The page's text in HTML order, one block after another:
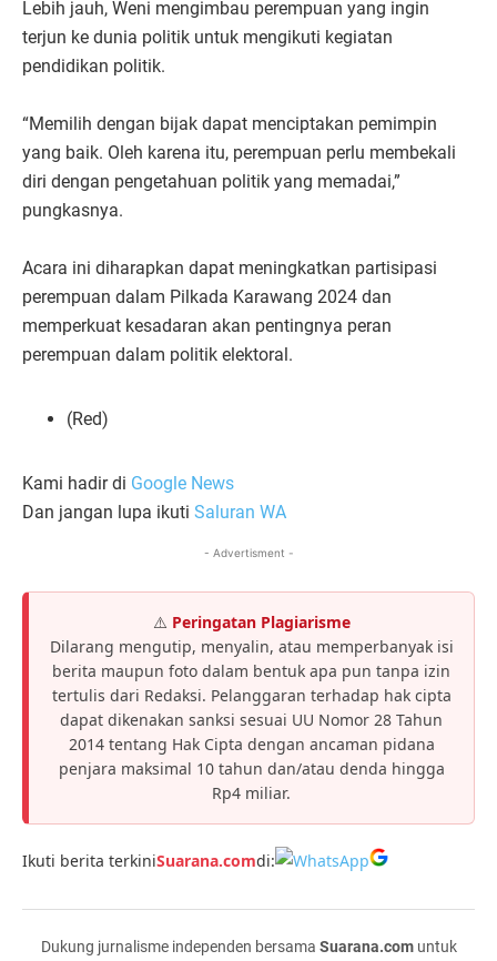
Lebih jauh, Weni mengimbau perempuan yang ingin
terjun ke dunia politik untuk mengikuti kegiatan
pendidikan politik.
“Memilih dengan bijak dapat menciptakan pemimpin
yang baik. Oleh karena itu, perempuan perlu membekali
diri dengan pengetahuan politik yang memadai,”
pungkasnya.
Acara ini diharapkan dapat meningkatkan partisipasi
perempuan dalam Pilkada Karawang 2024 dan
memperkuat kesadaran akan pentingnya peran
perempuan dalam politik elektoral.
(Red)
Kami hadir di Google News
Dan jangan lupa ikuti Saluran WA
- Advertisment -
⚠️ Peringatan Plagiarisme
Dilarang mengutip, menyalin, atau memperbanyak isi
berita maupun foto dalam bentuk apa pun tanpa izin
tertulis dari Redaksi. Pelanggaran terhadap hak cipta
dapat dikenakan sanksi sesuai UU Nomor 28 Tahun
2014 tentang Hak Cipta dengan ancaman pidana
penjara maksimal 10 tahun dan/atau denda hingga
Rp4 miliar.
Ikuti berita terkiniSuarana.comdi:
Dukung jurnalisme independen bersama Suarana.comuntuk